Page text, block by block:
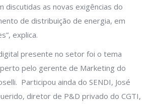
discutidas as novas exigências do
de distribuição de energia, em
explica.
presente no setor foi o tema
pelo gerente de Marketing do
Participou ainda do SENDI, José
diretor de P&D privado do CGTI,